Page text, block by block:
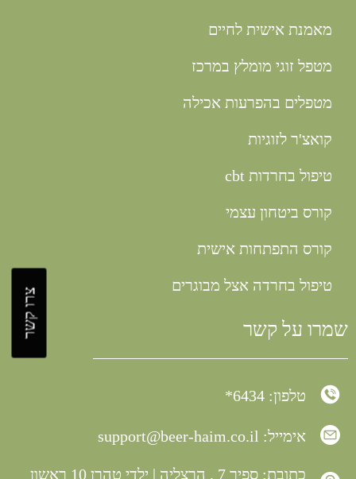
צרו קשר
מאמנת אישית לחיים
מטפל זוגי מומלץ במרכז
מטפלים בהפרעות אכילה
קואצ'ר לזוגיות
טיפול בחרדות cbt
קורס ביטחון עצמי
קורס התפתחות אישית
טיפול בחרדה אצל מבוגרים
שמרו על קשר
טלפון: 6434*
אימייל: support@beer-haim.co.il
כתובת: ספיר 7 , הרצליה | ילדי טהרן 10 ראשון